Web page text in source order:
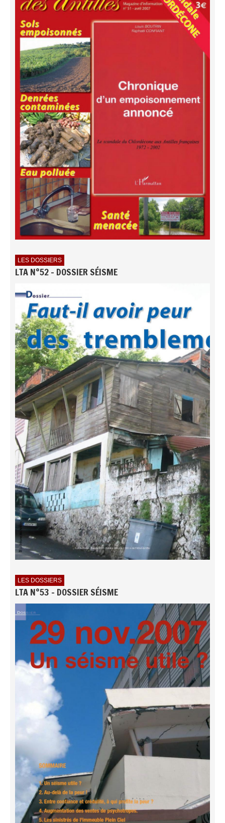
LES DOSSIERS
LTA N°52 - DOSSIER SÉISME
LES DOSSIERS
LTA N°53 - DOSSIER SÉISME